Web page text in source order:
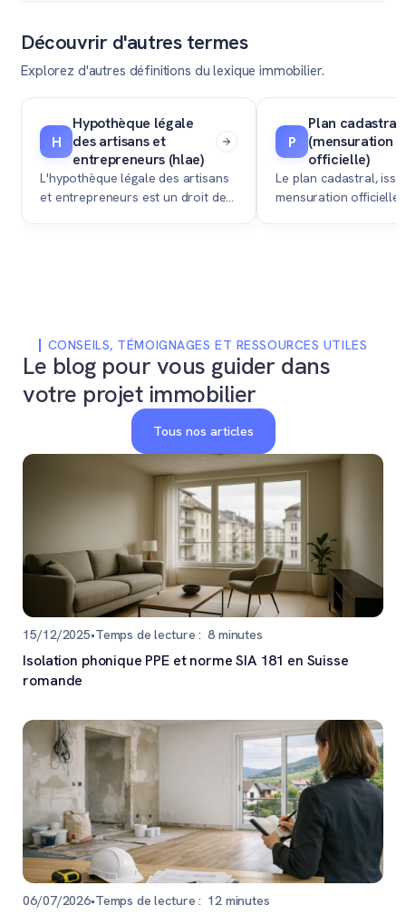
Découvrir d'autres termes
Explorez d'autres définitions du lexique immobilier.
H
Hypothèque légale
des artisans et
entrepreneurs (hlae)
L'hypothèque légale des artisans
et entrepreneurs est un droit de
P
Plan cadastral
(mensuration
officielle)
Le plan cadastral,
mensuration officielle
CONSEILS, TÉMOIGNAGES ET RESSOURCES UTILES
Le blog pour vous guider dans
votre projet immobilier
Tous nos articles
15/12/2025•Temps de lecture : 8minutes
Isolation phonique PPE et norme SIA 181 en Suisse
romande
06/07/2026•Temps de lecture : 12minutes